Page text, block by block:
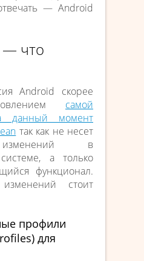
— Android
— что
Android скорее
самой
данный момент
так как не несет
в
а только
функционал.
стоит
профили
для